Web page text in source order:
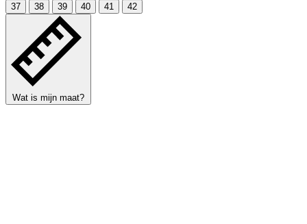
37 38 39 40 41 42
Wat is mijn maat?